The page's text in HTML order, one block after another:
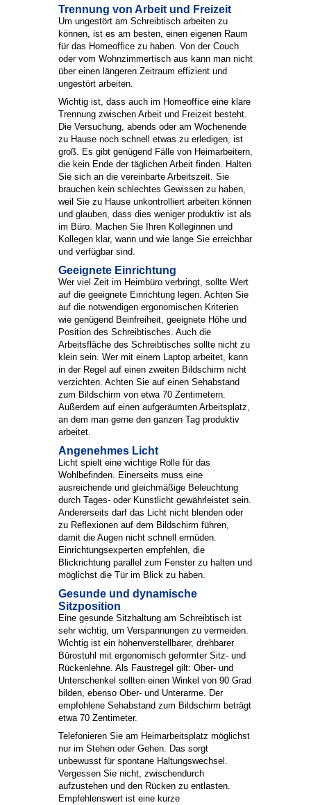
Trennung von Arbeit und Freizeit
Um ungestört am Schreibtisch arbeiten zu
können, ist es am besten, einen eigenen Raum
für das Homeoffice zu haben. Von der Couch
oder vom Wohnzimmertisch aus kann man nicht
über einen längeren Zeitraum effizient und
ungestört arbeiten.
Wichtig ist, dass auch im Homeoffice eine klare
Trennung zwischen Arbeit und Freizeit besteht.
Die Versuchung, abends oder am Wochenende
zu Hause noch schnell etwas zu erledigen, ist
groß. Es gibt genügend Fälle von Heimarbeitern,
die kein Ende der täglichen Arbeit finden. Halten
Sie sich an die vereinbarte Arbeitszeit. Sie
brauchen kein schlechtes Gewissen zu haben,
weil Sie zu Hause unkontrolliert arbeiten können
und glauben, dass dies weniger produktiv ist als
im Büro. Machen Sie Ihren Kolleginnen und
Kollegen klar, wann und wie lange Sie erreichbar
und verfügbar sind.
Geeignete Einrichtung
Wer viel Zeit im Heimbüro verbringt, sollte Wert
auf die geeignete Einrichtung legen. Achten Sie
auf die notwendigen ergonomischen Kriterien
wie genügend Beinfreiheit, geeignete Höhe und
Position des Schreibtisches. Auch die
Arbeitsfläche des Schreibtisches sollte nicht zu
klein sein. Wer mit einem Laptop arbeitet, kann
in der Regel auf einen zweiten Bildschirm nicht
verzichten. Achten Sie auf einen Sehabstand
zum Bildschirm von etwa 70 Zentimetern.
Außerdem auf einen aufgeräumten Arbeitsplatz,
an dem man gerne den ganzen Tag produktiv
arbeitet.
Angenehmes Licht
Licht spielt eine wichtige Rolle für das
Wohlbefinden. Einerseits muss eine
ausreichende und gleichmäßige Beleuchtung
durch Tages- oder Kunstlicht gewährleistet sein.
Andererseits darf das Licht nicht blenden oder
zu Reflexionen auf dem Bildschirm führen,
damit die Augen nicht schnell ermüden.
Einrichtungsexperten empfehlen, die
Blickrichtung parallel zum Fenster zu halten und
möglichst die Tür im Blick zu haben.
Gesunde und dynamische
Sitzposition
Eine gesunde Sitzhaltung am Schreibtisch ist
sehr wichtig, um Verspannungen zu vermeiden.
Wichtig ist ein höhenverstellbarer, drehbarer
Bürostuhl mit ergonomisch geformter Sitz- und
Rückenlehne. Als Faustregel gilt: Ober- und
Unterschenkel sollten einen Winkel von 90 Grad
bilden, ebenso Ober- und Unterarme. Der
empfohlene Sehabstand zum Bildschirm beträgt
etwa 70 Zentimeter.
Telefonieren Sie am Heimarbeitsplatz möglichst
nur im Stehen oder Gehen. Das sorgt
unbewusst für spontane Haltungswechsel.
Vergessen Sie nicht, zwischendurch
aufzustehen und den Rücken zu entlasten.
Empfehlenswert ist eine kurze